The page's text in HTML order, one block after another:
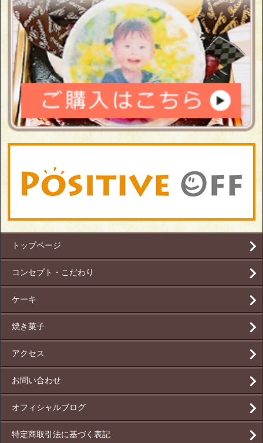
トップページ
コンセプト・こだわり
ケーキ
焼き菓子
アクセス
お問い合わせ
オフィシャルブログ
特定商取引法に基づく表記